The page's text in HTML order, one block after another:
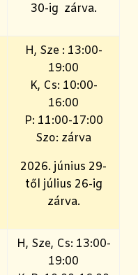
30-ig zárva.
H, Sze : 13:00-
19:00
K, Cs: 10:00-
16:00
P: 11:00-17:00
Szo: zárva
2026. június 29-
től július 26-ig
zárva.
H, Sze, Cs: 13:00-
19:00